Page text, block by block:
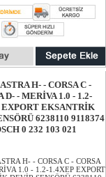
H- - CORSA C -
D- - MERİVA 1.0 - 1.2-
EXPORT EKSANTRİK
6238110 9118374
0 232 103 021